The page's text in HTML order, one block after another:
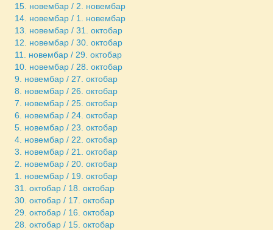
15. новембар / 2. новембар
14. новембар / 1. новембар
13. новембар / 31. октобар
12. новембар / 30. октобар
11. новембар / 29. октобар
10. новембар / 28. октобар
9. новембар / 27. октобар
8. новембар / 26. октобар
7. новембар / 25. октобар
6. новембар / 24. октобар
5. новембар / 23. октобар
4. новембар / 22. октобар
3. новембар / 21. октобар
2. новембар / 20. октобар
1. новембар / 19. октобар
31. октобар / 18. октобар
30. октобар / 17. октобар
29. октобар / 16. октобар
28. октобар / 15. октобар